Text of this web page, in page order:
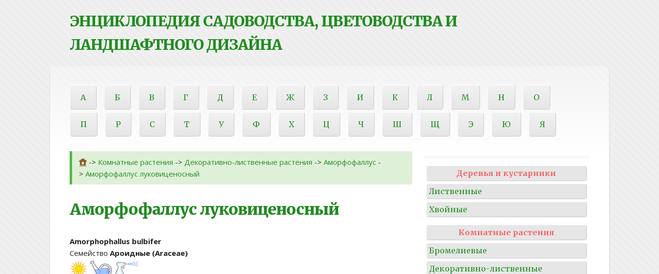
ЭНЦИКЛОПЕДИЯ САДОВОДСТВА, ЦВЕТОВОДСТВА И
ЛАНДШАФТНОГО ДИЗАЙНА
А Б В Г Д Е Ж З И К Л М Н О
П Р С Т У Ф Х Ц Ч Ш Щ Э Ю Я
-> Комнатные растения -> Декоративно-лиственные растения -> Аморфофаллус -
> Аморфофаллус луковиценосный
Аморфофаллус луковиценосный
Amorphophallus bulbifer
Семейство Ароидные (Araceae)
Деревья и кустарники
Лиственные
Хвойные
Комнатные растения
Бромелиевые
Декоративно-лиственные